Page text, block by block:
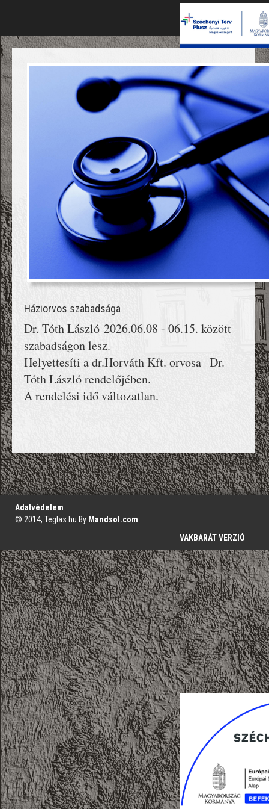
Háziorvos szabadsága
Dr. Tóth László 2026.06.08 - 06.15. között
szabadságon lesz.
Helyettesíti a dr.Horváth Kft. orvosa Dr.
Tóth László rendelőjében.
A rendelési idő változatlan.
';
Adatvédelem
© 2014, Teglas.hu By Mandsol.com
VAKBARÁT VERZIÓ